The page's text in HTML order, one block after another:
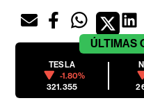
ÚLTIMAS
TESLA
-1.80%
321.355